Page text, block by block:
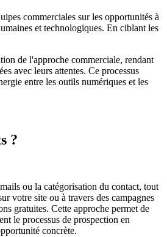
commerciales sur les opportunités à
et technologiques. En ciblant les
de l'approche commerciale, rendant
avec leurs attentes. Ce processus
entre les outils numériques et les
?
ou la catégorisation du contact, tout
votre site ou à travers des campagnes
gratuites. Cette approche permet de
le processus de prospection en
concrète.